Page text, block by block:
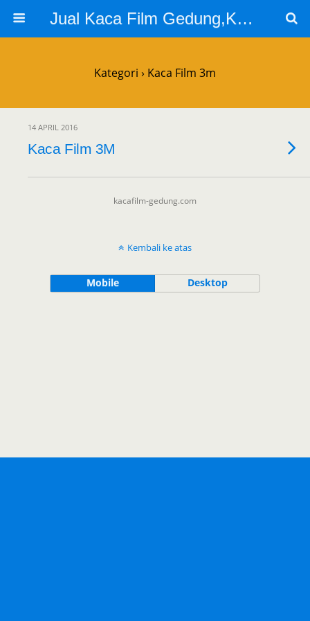
Jual Kaca Film Gedung,Kaca Film 3m
Kategori › Kaca Film 3m
14 APRIL 2016
Kaca Film 3M
kacafilm-gedung.com
Kembali ke atas
Mobile Desktop